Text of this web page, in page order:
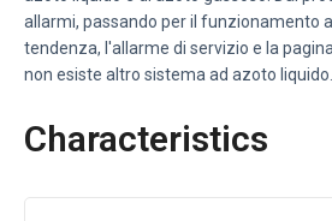
allarmi, passando per il funzionamento
tendenza, l'allarme di servizio e la
non esiste altro sistema ad azoto liquido.
Characteristics